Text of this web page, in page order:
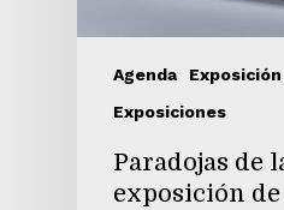
Agenda Exposición
Exposiciones
Paradojas de
exposición